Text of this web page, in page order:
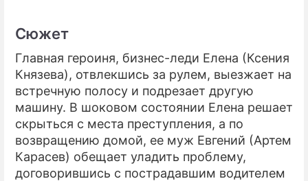
Сюжет
Главная героиня, бизнес-леди Елена (Ксения
Князева), отвлекшись за рулем, выезжает на
встречную полосу и подрезает другую
машину. В шоковом состоянии Елена решает
скрыться с места преступления, а по
возвращению домой, ее муж Евгений (Артем
Карасев) обещает уладить проблему,
договорившись с пострадавшим водителем